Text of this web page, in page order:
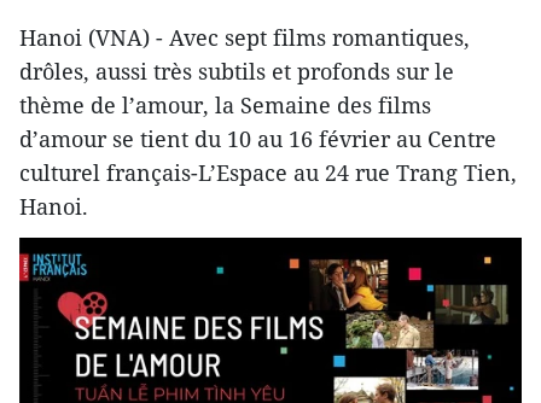
Hanoi (VNA) - Avec sept films romantiques,
drôles, aussi très subtils et profonds sur le
thème de l’amour, la Semaine des films
d’amour se tient du 10 au 16 février au Centre
culturel français-L’Espace au 24 rue Trang Tien,
Hanoi.